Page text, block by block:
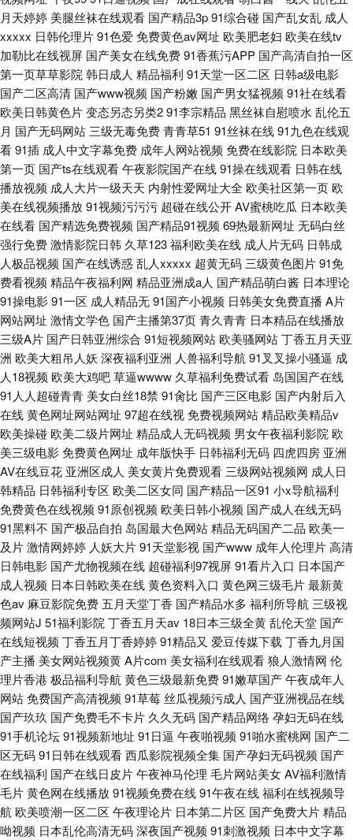
月天婷婷 美腿丝袜在线观看 国产精品3p91综合碰 国产乱女乱 成人
xxxxx 日韩伦理片91色爱免费黄色av网址 欧美肥老妇 欧美在线tv
加勒比在线视屏 国产美女在线免费91香蕉污APP 国产高清自拍一区
第一页草草影院 韩日成人 精品福利 91天堂一区二区 日韩a级电影
国产二区高清 国产www视频 国产粉嫩 国产男女猛视频 91社在线看
欧美日韩黄色片变态另态另类291李宗精品 黑丝袜自慰喷水 乱伦五
月 国产无码网站 三级无毒免费青青草51 91丝袜在线91九色在线观
看91插 成人中文字幕免费 成年人网站视频 免费在线影院 日本欧美
第一页 国产ts在线观看午夜影院国产在线91操在线观看 日韩在线
播放视频 成人大片一级天天 内射性爱网址大全 欧美社区第一页 欧
美在线视频播放91视频污污污 超碰在线公开AV蜜桃吃瓜 日本欧美
在线看 国产精选免费视频 国产精品91视频 69热最新网址 无码白丝
强行免费激情影院日韩 久草123福利欧美在线 成人片无码 日韩成
人极品视频 国产在线诱惑乱人xxxxx 超黄无码 三级黄色图片91免
费看视频 精品午夜福利网 精品亚洲成a人 国产精品萌白酱 日本理论
91操电影91一区 成人精品无91国产小视频 日韩美女免费直播 A片
网站网址 激情文学色 国产主播第37页青久青青 日本精品在线播放
三级A片 国产日韩亚洲综合 91短视频网站 欧美骚网站丁香五月天亚
洲 欧美大粗吊人妖 深夜福利亚洲 人兽福利导航 91叉叉操小骚逼 成
人18视频 欧美大鸡吧草逼wwww 久草福利免费试看 岛国国产在线
91人人超碰青青 美女白丝18禁 91肏比 国产三区电影 国产内射后入
在线黄色网址网站网址 97超在线视免费视频网站精品欧美精品v
欧美操碰 欧美二级片网址 精品成人无码视频 男女午夜福利影院 欧
美三级电影免费黄色网址 成年版快手 日韩福利无码 四虎四房 亚洲
AV在线豆花 亚洲区成人 美女黄片免费观看 三级网站视频网 成人日
韩精品 日韩福利专区 欧美二区女同 国产精品一区91 小x导航福利
免费黄色在线视频 91原创视频 欧美日韩小视频 国产成人在线无码
91黑料不 国产极品自拍 岛国最大色网站精品无码国产二品 欧美一
及片激情网婷婷 人妖大片91天堂影视 国产www 成年人伦理片高清
日韩电影 国产尤物视频在线 超碰福利97视屏91看片入口 日本国产
成人视频 日本日韩欧美在线黄色资料入口 黄色网三级毛片最新黄
色av 麻豆影院免费 五月天堂丁香 国产精品水多 福利所导航 三级视
频网站J 51福利影院 丁香五月天av 18日本三级全黄乱伦天堂 国产
在线短视频 丁香五月丁香婷婷91精品又 爱豆传媒下载 丁香九月国
产主播 美女网站视频黄A片com 美女福利在线观看狼人激情网 伦
理片香港 极品福利导航 黄色三级最新免费91嫩草国产午夜成年人
网站免费国产高清视频 91草莓丝瓜视频污成人 国产亚洲视品在线
国产玖玖 国产免费毛不卡片 久久无码 国产精品网络 孕妇无码在线
91手机论坛91视频新地址 91日逼 午夜啪视频 91啪水蜜桃网 国产二
区无码91日韩在线观看西瓜影院视频全集 国产孕妇无码视频 国产
在线福利 国产在线日皮片午夜神马伦理 毛片网站美女AV福利激情
毛片黄色网在线播放91视频免费在线91午夜在线福利在线视频导
航 欧美喷潮一区二区 午夜理论片 日本第二片区 国产免费大片精品
呦视频 日本乱伦高清无码深夜国产视频 91刺激视频 日本中文字幕